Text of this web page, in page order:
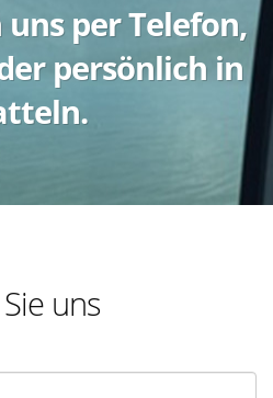
per Telefon,
persönlich in
Sie uns